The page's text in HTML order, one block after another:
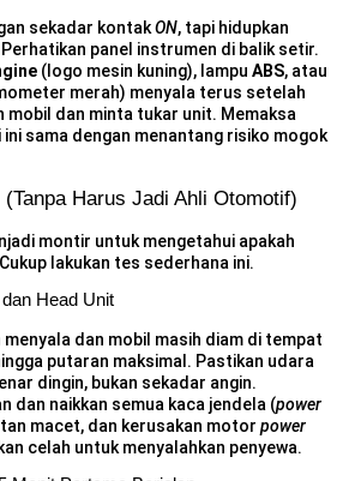
sekadar kontakON, tapi hidupkan
panel instrumen di balik setir.
(logo mesin kuning), lampu ABS, atau
merah) menyala terus setelah
mobil dan minta tukar unit. Memaksa
sama dengan menantang risiko mogok
Harus Jadi Ahli Otomotif)
montir untuk mengetahui apakah
lakukan tes sederhana ini.
Head Unit
menyala dan mobil masih diam di tempat
putaran maksimal. Pastikan udara
dingin, bukan sekadar angin.
dan naikkan semua kaca jendela (power
macet, dan kerusakan motor power
celah untuk menyalahkan penyewa.